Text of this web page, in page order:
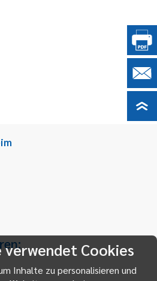
verwendet Cookies
Inhalte zu personalisieren und